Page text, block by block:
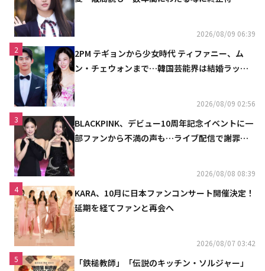
2026/08/09 06:39
2
2PM テギョンから少女時代 ティファニー、ム
ン・チェウォンまで…韓国芸能界は結婚ラッシ
2026/08/09 02:56
3
BLACKPINK、デビュー10周年記念イベントに一
部ファンから不満の声も…ライブ配信で謝罪
2026/08/08 08:39
4
KARA、10月に日本ファンコンサート開催決定！
延期を経てファンと再会へ
2026/08/07 03:42
5
「鉄槌教師」「伝説のキッチン・ソルジャー」